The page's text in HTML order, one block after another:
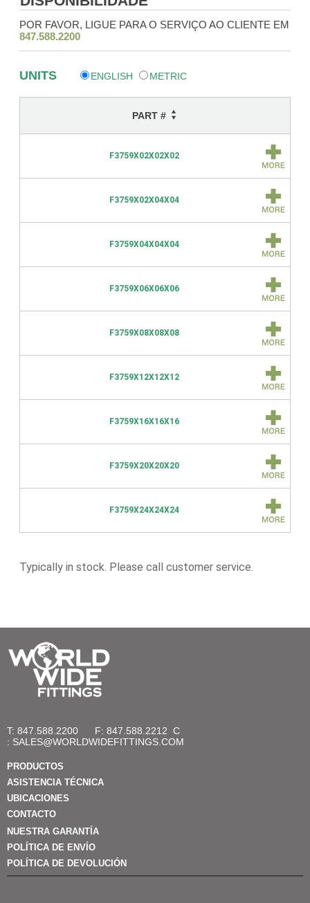
POR FAVOR, LIGUE PARA O SERVIÇO AO CLIENTE EM
847.588.2200
UNITS ENGLISH METRIC
PART #
F3759X02X02X02
F3759X02X04X04
F3759X04X04X04
F3759X06X06X06
F3759X08X08X08
F3759X12X12X12
F3759X16X16X16
F3759X20X20X20
F3759X24X24X24
Typically in stock. Please call customer service.
T: 847.588.2200 F: 847.588.2212 C
: SALES@WORLDWIDEFITTINGS.COM
PRODUCTOS
ASISTENCIA TÉCNICA
UBICACIONES
CONTACTO
NUESTRA GARANTÍA
POLÍTICA DE ENVÍO
POLÍTICA DE DEVOLUCIÓN